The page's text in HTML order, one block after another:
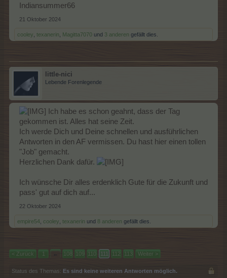
Indiansummer66
21 Oktober 2024
cooley texanerin Magitta7070 und 3 anderen gefällt dies.
little-nici
Lebende Forenlegende
Ich habe es schon geahnt, dass der Tag
gekommen ist. Alles hat seine Zeit.
Ich werde Dich und Deine schnellen und ausführlichen
Antworten in den AF vermissen. Du hast hier einen tollen
"Job" gemacht.
Herzlichen Dank dafür.
Ich wünsche Dir alles erdenklich Gute für die Zukunft und
pass' gut auf dich auf...
22 Oktober 2024
empire54 cooley texanerin und 8 anderen gefällt dies.
< Zurück 1 ← 108 109 110 111 112 113 Weiter >
Status des Themas: Es sind keine weiteren Antworten möglich.